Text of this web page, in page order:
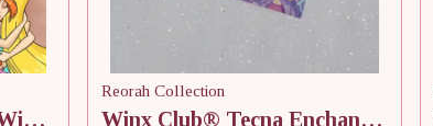
Winx Club® Enchantix Wings Mıknatıslı Arkadaşlık Bilekliği
Reorah Collection
Winx Club® Tecna Enchantix Wings 925 Gümüş Bileklik